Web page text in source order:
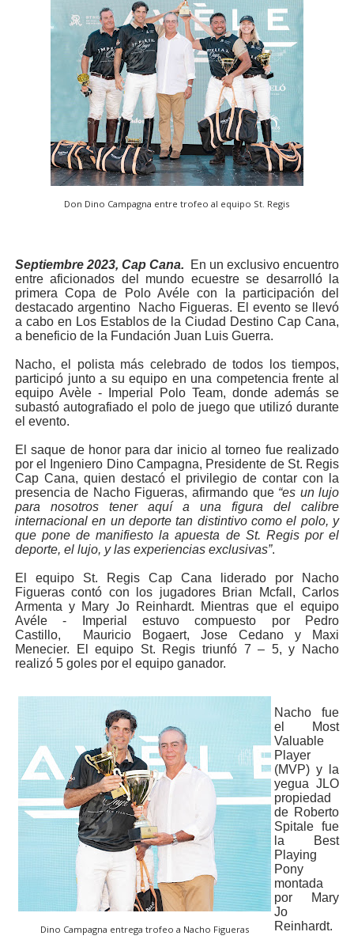
Don Dino Campagna entre trofeo al equipo St. Regis
Septiembre 2023, Cap Cana. En un exclusivo encuentro
entre aficionados del mundo ecuestre se desarrolló la
primera Copa de Polo Avéle con la participación del
destacado argentino Nacho Figueras. El evento se llevó
a cabo en Los Establos de la Ciudad Destino Cap Cana,
a beneficio de la Fundación Juan Luis Guerra.
Nacho, el polista más celebrado de todos los tiempos,
participó junto a su equipo en una competencia frente al
equipo Avèle - Imperial Polo Team, donde además se
subastó autografiado el polo de juego que utilizó durante
el evento.
El saque de honor para dar inicio al torneo fue realizado
por el Ingeniero Dino Campagna, Presidente de St. Regis
Cap Cana, quien destacó el privilegio de contar con la
presencia de Nacho Figueras, afirmando que “es un lujo
para nosotros tener aquí a una figura del calibre
internacional en un deporte tan distintivo como el polo, y
que pone de manifiesto la apuesta de St. Regis por el
deporte, el lujo, y las experiencias exclusivas”.
El equipo St. Regis Cap Cana liderado por Nacho
Figueras contó con los jugadores Brian Mcfall, Carlos
Armenta y Mary Jo Reinhardt. Mientras que el equipo
Avéle - Imperial estuvo compuesto por Pedro
Castillo, Mauricio Bogaert, Jose Cedano y Maxi
Menecier. El equipo St. Regis triunfó 7 – 5, y Nacho
realizó 5 goles por el equipo ganador.
Dino Campagna entrega trofeo a Nacho Figueras
Nacho fue
el Most
Valuable
Player
(MVP) y la
yegua JLO
propiedad
de Roberto
Spitale fue
la Best
Playing
Pony
montada
por Mary
Jo
Reinhardt.